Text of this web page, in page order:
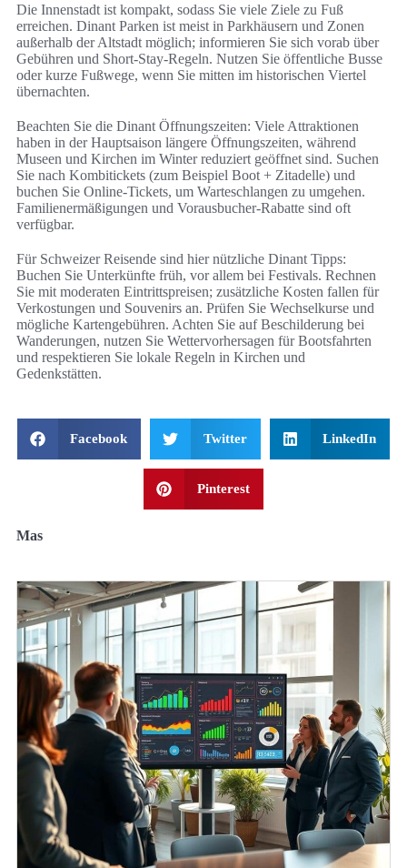
Die Innenstadt ist kompakt, sodass Sie viele Ziele zu Fuß
erreichen. Dinant Parken ist meist in Parkhäusern und Zonen
außerhalb der Altstadt möglich; informieren Sie sich vorab über
Gebühren und Short-Stay-Regeln. Nutzen Sie öffentliche Busse
oder kurze Fußwege, wenn Sie mitten im historischen Viertel
übernachten.
Beachten Sie die Dinant Öffnungszeiten: Viele Attraktionen
haben in der Hauptsaison längere Öffnungszeiten, während
Museen und Kirchen im Winter reduziert geöffnet sind. Suchen
Sie nach Kombitickets (zum Beispiel Boot + Zitadelle) und
buchen Sie Online-Tickets, um Warteschlangen zu umgehen.
Familienermäßigungen und Vorausbucher-Rabatte sind oft
verfügbar.
Für Schweizer Reisende sind hier nützliche Dinant Tipps:
Buchen Sie Unterkünfte früh, vor allem bei Festivals. Rechnen
Sie mit moderaten Eintrittspreisen; zusätzliche Kosten fallen für
Verkostungen und Souvenirs an. Prüfen Sie Wechselkurse und
mögliche Kartengebühren. Achten Sie auf Beschilderung bei
Wanderungen, nutzen Sie Wettervorhersagen für Bootsfahrten
und respektieren Sie lokale Regeln in Kirchen und
Gedenkstätten.
Facebook Twitter LinkedIn
Pinterest
Mas